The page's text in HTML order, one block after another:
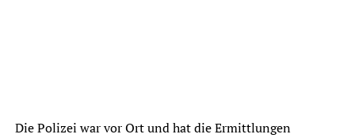
Die Polizei war vor Ort und hat die Ermittlungen